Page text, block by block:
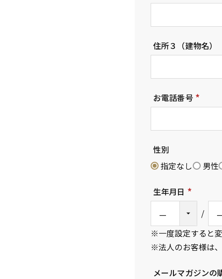
(
)
住所３（建物名）
お電話番号
(
性別
指定なし
男性
生年月日
(
必
須
)
※一度設定すると
※法人のお客様は
メールマガジンの